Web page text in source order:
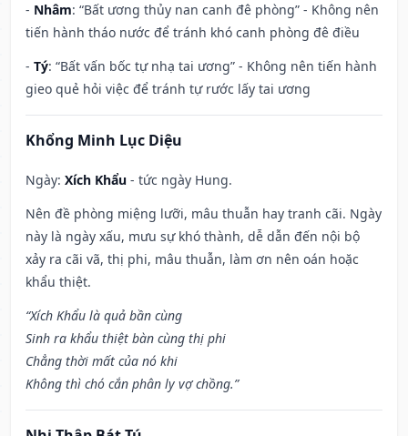
- Nhâm: “Bất ương thủy nan canh đê phòng” - Không nên
tiến hành tháo nước để tránh khó canh phòng đê điều
- Tý: “Bất vấn bốc tự nhạ tai ương” - Không nên tiến hành
gieo quẻ hỏi việc để tránh tự rước lấy tai ương
Khổng Minh Lục Diệu
Ngày: Xích Khẩu - tức ngày Hung.
Nên đề phòng miệng lưỡi, mâu thuẫn hay tranh cãi. Ngày
này là ngày xấu, mưu sự khó thành, dễ dẫn đến nội bộ
xảy ra cãi vã, thị phi, mâu thuẫn, làm ơn nên oán hoặc
khẩu thiệt.
“Xích Khẩu là quả bần cùng
Sinh ra khẩu thiệt bàn cùng thị phi
Chẳng thời mất của nó khi
Không thì chó cắn phân ly vợ chồng.”